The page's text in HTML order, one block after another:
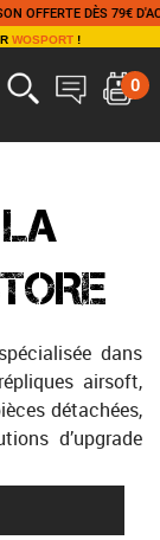
79€ D'ACHAT /
WOSPORT!
0
dans
airsoft,
détachées,
d’upgrade
La force
la pratique